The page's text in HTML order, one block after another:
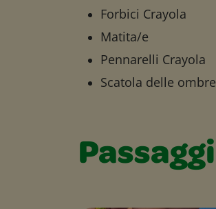
Forbici Crayola
Matita/e
Pennarelli Crayola
Scatola delle ombre
Passaggi